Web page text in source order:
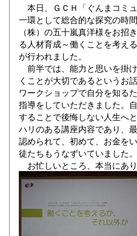
本日、ＧＣＨ「ぐんまコミ
一環として総合的な探究の時
（株）の五十嵐真洋様をお招
る人材育成～働くことを考え
が行われました。
前半では、能力と思いを掛
くことが大切であるというお
ワークショップで自分を知る
指導をしていただきました。
することで後悔しない人生へ
ハリのある講座内容であり、
認められて、初めて、お金を
徒たちもうなずいていました。
お忙しいところ、本当にあ